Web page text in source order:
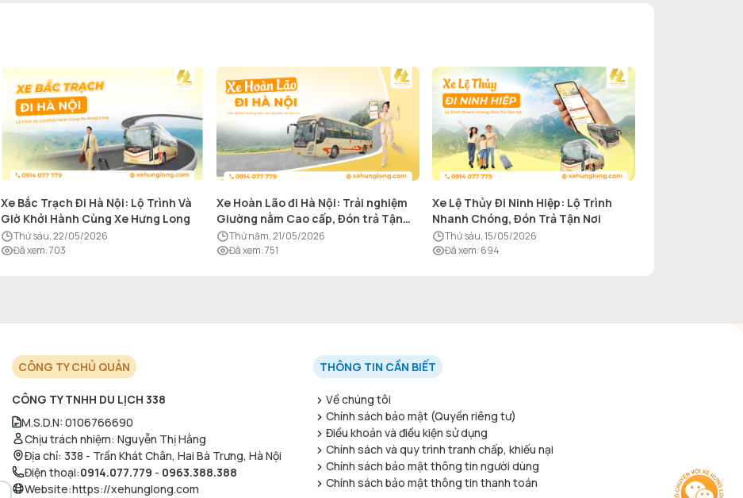
Xe Bắc Trạch Đi Hà Nội: Lộ Trình Và
Giờ Khởi Hành Cùng Xe Hưng Long
thứ sáu, 22/05/2026
Đã xem:703
Xe Hoàn Lão đi Hà Nội: Trải nghiệm
Giường nằm Cao cấp, Đón trả Tận
nơithứ năm, 21/05/2026
Đã xem:751
Xe Lệ Thủy Đi Ninh Hiệp: Lộ Trình
Nhanh Chóng, Đón Trả Tận Nơi
thứ sáu, 15/05/2026
Đã xem: 694
CÔNG TY CHỦ QUẢN
CÔNG TY TNHH DU LỊCH 338
M.S.D.N: 0106766690
Chịu trách nhiệm: Nguyễn Thị Hằng
Địa chỉ: 338 - Trần Khát Chân, Hai Bà Trưng, Hà Nội
Điện thoại:0914.077.779 - 0963.388.388
Website:https://xehunglong.com
THÔNG TIN CẦN BIẾT
Về chúng tôi
Chính sách bảo mật (Quyền riêng tư)
Điều khoản và điều kiện sử dụng
Chính sách và quy trình tranh chấp, khiếu nại
Chính sách bảo mật thông tin người dùng
Chính sách bảo mật thông tin thanh toán